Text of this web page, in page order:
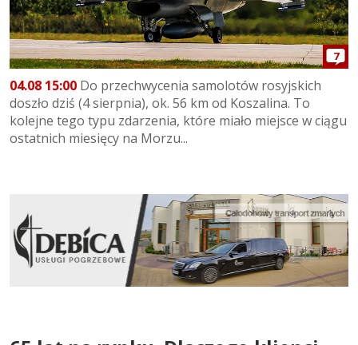
7
04.08 15:00 Do przechwycenia samolotów rosyjskich
doszło dziś (4 sierpnia), ok. 56 km od Koszalina. To
kolejne tego typu zdarzenia, które miało miejsce w ciągu
ostatnich miesięcy na Morzu...